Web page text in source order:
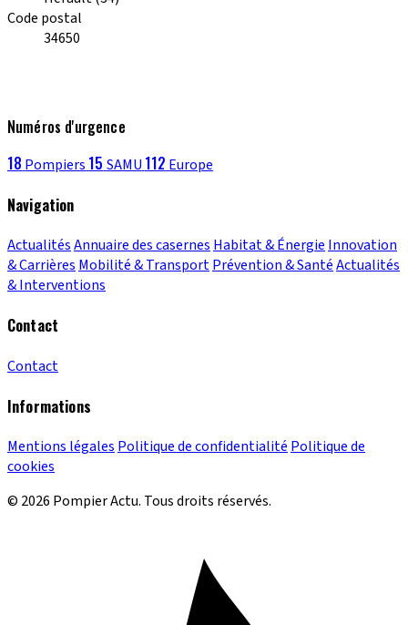
Code postal
34650
Numéros d'urgence
18 Pompiers 15 SAMU 112 Europe
Navigation
ActualitésAnnuaire des casernes Habitat & Énergie Innovation
& Carrières Mobilité & TransportPrévention & SantéActualités
& Interventions
Contact
Contact
Informations
Mentions légales Politique de confidentialité Politique de
cookies
© 2026 Pompier Actu. Tous droits réservés.